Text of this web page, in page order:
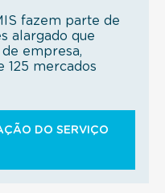
fazem parte de
alargado que
empresa,
125 mercados
DO SERVIÇO